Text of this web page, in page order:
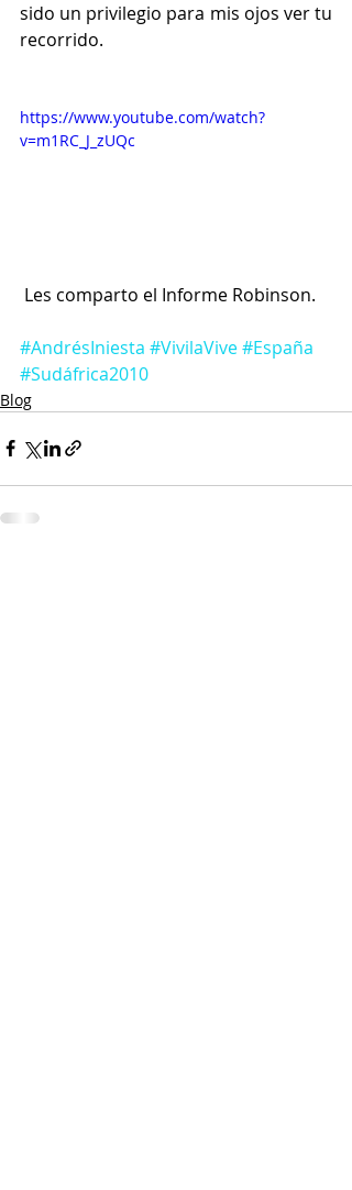
sido un privilegio para mis ojos ver tu
recorrido.
https://www.youtube.com/watch?
v=m1RC_J_zUQc
Les comparto el Informe Robinson.
#AndrésIniesta #VivilaVive#España
#Sudáfrica2010
Blog